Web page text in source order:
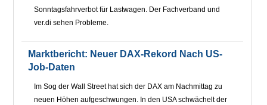
Sonntagsfahrverbot für Lastwagen. Der Fachverband und
ver.di sehen Probleme.
Marktbericht: Neuer DAX-Rekord Nach US-
Job-Daten
Im Sog der Wall Street hat sich der DAX am Nachmittag zu
neuen Höhen aufgeschwungen. In den USA schwächelt der